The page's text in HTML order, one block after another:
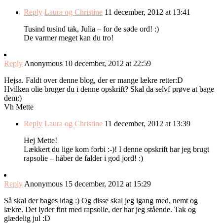
Reply Laura og Christine 11 december, 2012 at 13:41
Tusind tusind tak, Julia – for de søde ord! :)
De varmer meget kan du tro!
Reply Anonymous 10 december, 2012 at 22:59
Hejsa. Faldt over denne blog, der er mange lækre retter:D
Hvilken olie bruger du i denne opskrift? Skal da selvf prøve at bage
dem:)
Vh Mette
Reply Laura og Christine 11 december, 2012 at 13:39
Hej Mette!
Lækkert du lige kom forbi :-)! I denne opskrift har jeg brugt
rapsolie – håber de falder i god jord! :)
Reply Anonymous 15 december, 2012 at 15:29
Så skal der bages idag :) Og disse skal jeg igang med, nemt og
lækre. Det lyder fint med rapsolie, der har jeg stående. Tak og
glædelig jul :D